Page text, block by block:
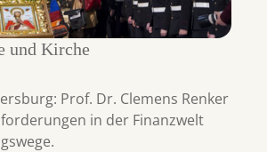
und Kirche
Prof. Dr. Clemens Renker
in der Finanzwelt